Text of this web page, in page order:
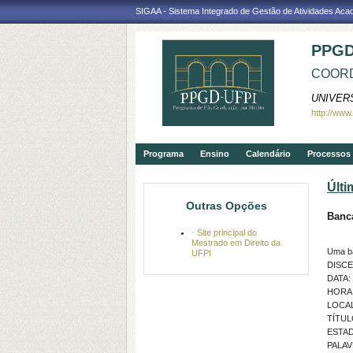
SIGAA - Sistema Integrado de Gestão de Atividades
http://
Programa Ensino Calendário Processos
Outras Opções
· Site principal do
Mestrado em Direito da
UFPI
Uma